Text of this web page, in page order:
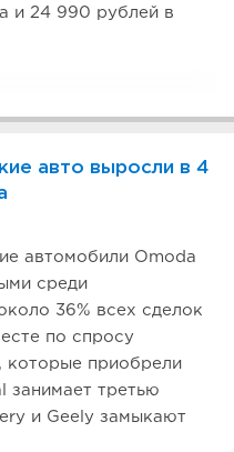
и 24 990 рублей в
авто выросли в 4
автомобили Omoda
среди
36% всех сделок
по спросу
которые приобрели
занимает третью
и Geely замыкают